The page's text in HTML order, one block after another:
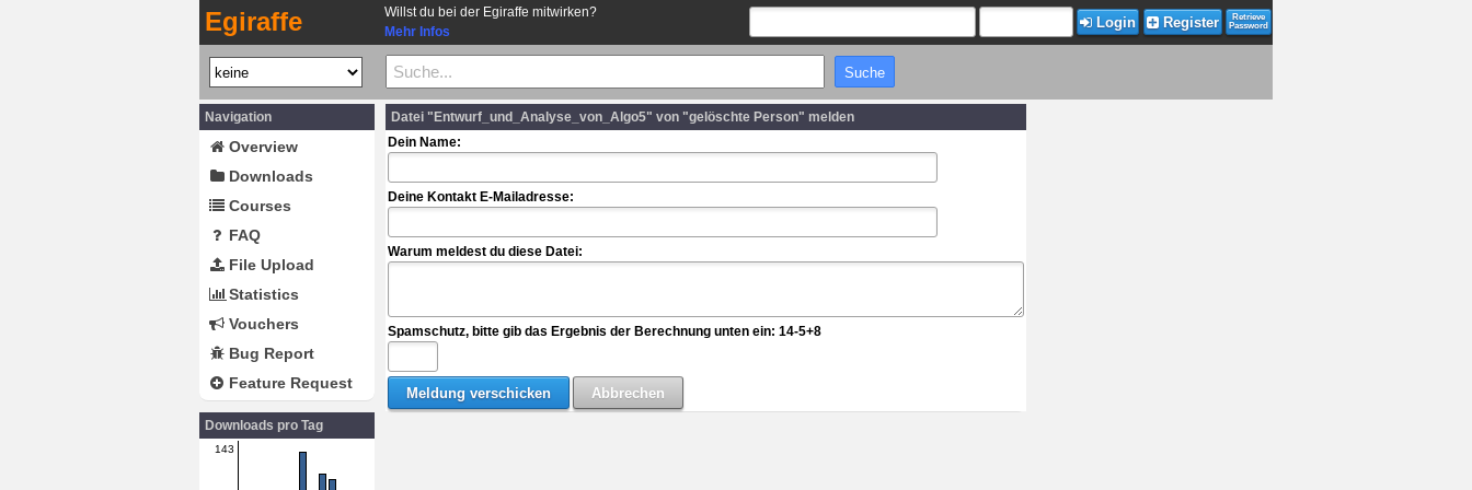
Egiraffe
Willst du bei der Egiraffe mitwirken?
Mehr Infos
Login Register
Retrieve
Password
Navigation
Overview
Downloads
Courses
FAQ
File Upload
Statistics
Vouchers
Bug Report
Feature Request
Downloads pro Tag
143
Datei "Entwurf_und_Analyse_von_Algo5" von "gelöschte Person" melden
Dein Name:
Deine Kontakt E-Mailadresse:
Warum meldest du diese Datei:
Spamschutz, bitte gib das Ergebnis der Berechnung unten ein: 14-5+8